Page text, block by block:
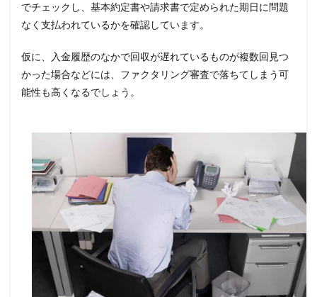
でチェックし、基本約定書や請求書で定められた期日に問題
なく支払われているかを確認しています。
仮に、入金履歴のなかで回収が遅れているものが複数回見つ
かった場合などには、ファクタリング審査で落ちてしまう可
能性も高くなるでしょう。